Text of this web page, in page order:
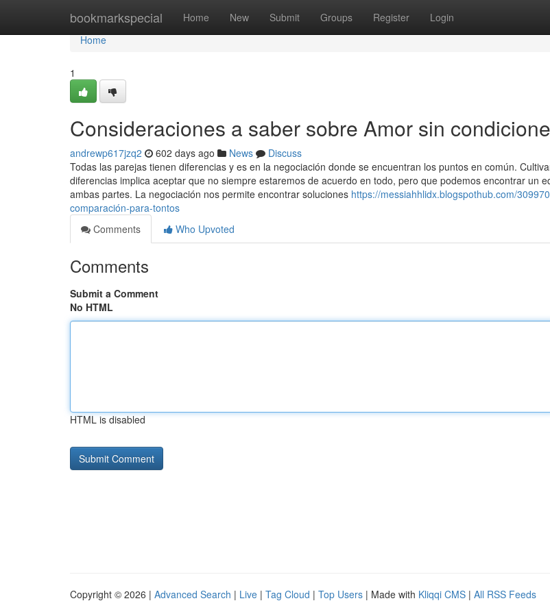
bookmarkspecial Home New Submit Groups Register Login
Home
Home
1
Consideraciones a saber sobre Amor sin
andrewp617jzq2 602 days ago News
Discuss
Todas las parejas tienen diferencias y es en la negociación donde se encuentran los puntos en común.
diferencias implica aceptar que no siempre estaremos de acuerdo en todo, pero que podemos encontrar un
ambas partes. La negociación nos permite encontrar soluciones https://messiahhlidx.blogspothub.com/
comparación-para-tontos
Comments
Who Upvoted
Comments
Submit a Comment
No HTML
HTML is disabled
Copyright © 2026 | Advanced Search | Live | Tag Cloud | Top Users | Made with Kliqqi CMS | All RSS Feeds